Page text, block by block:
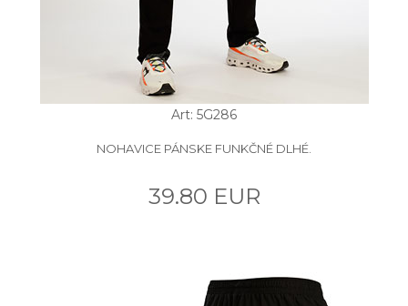
Art: 5G286
NOHAVICE PÁNSKE FUNKČNÉ DLHÉ.
39.80 EUR